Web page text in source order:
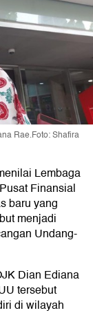
Rae.Foto: Shafira
Lembaga
Finansial
baru yang
menjadi
Undang-
Dian Ediana
tersebut
di wilayah